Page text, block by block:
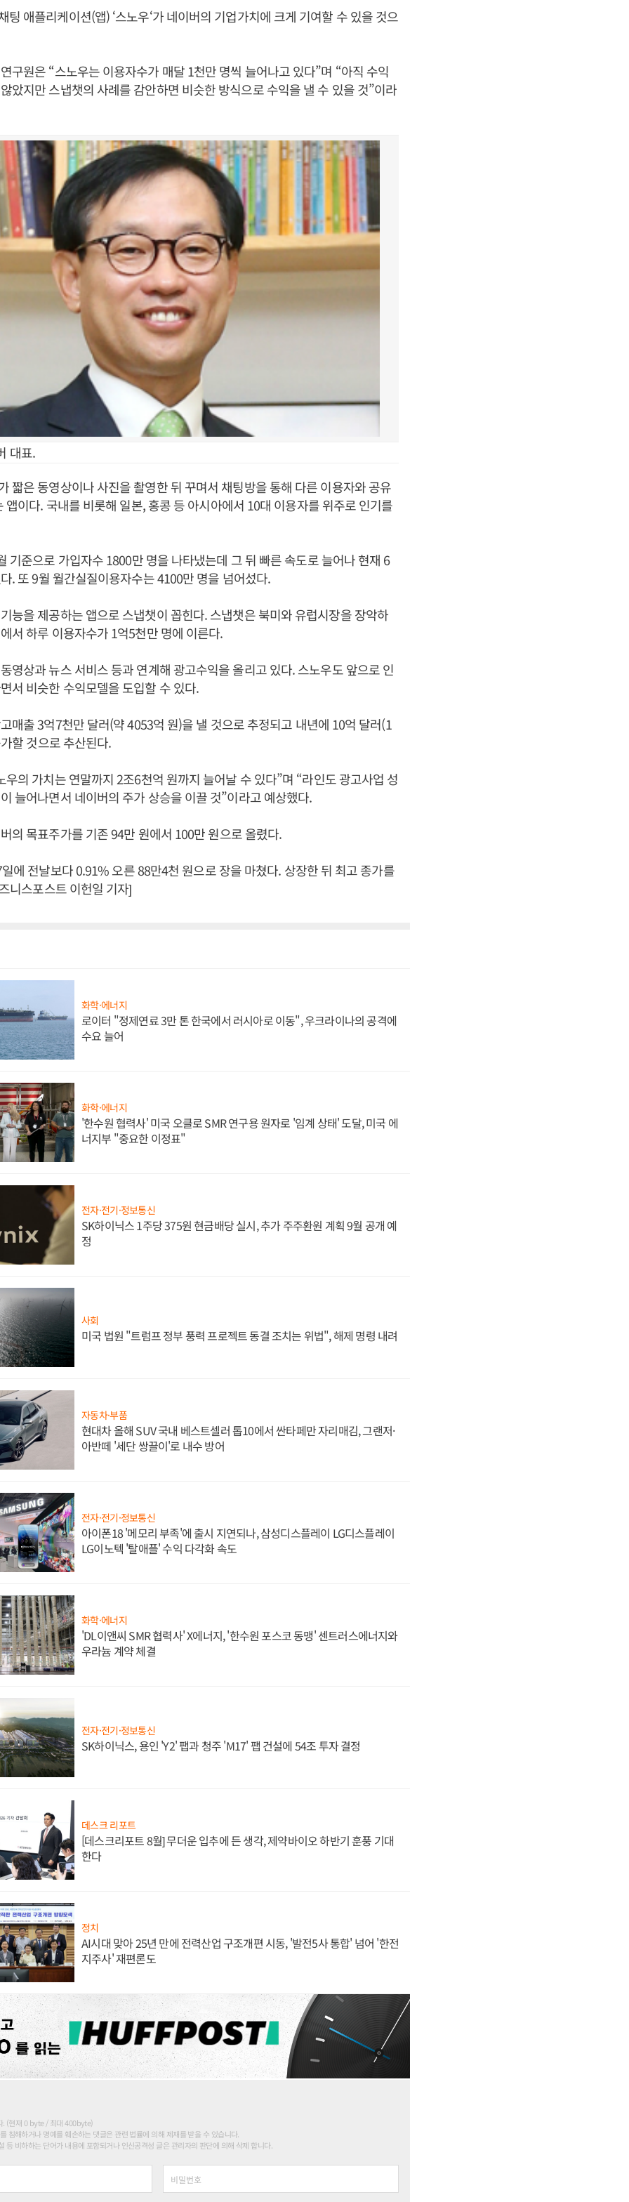
팅 애플리케이션(앱) ‘스노우‘가 네이버의 기업가치에 크게 기여할 수 있을 것으
구원은 “스노우는 이용자수가 매달 1천만 명씩 늘어나고 있다”며 “아직 수익
았지만 스냅챗의 사례를 감안하면 비슷한 방식으로 수익을 낼 수 있을 것”이라
대표.
짧은 동영상이나 사진을 촬영한 뒤 꾸며서 채팅방을 통해 다른 이용자와 공유
앱이다. 국내를 비롯해 일본, 홍콩 등 아시아에서 10대 이용자를 위주로 인기를
기준으로 가입자수 1800만 명을 나타냈는데 그 뒤 빠른 속도로 늘어나 현재 6
. 또 9월 월간실질이용자수는 4100만 명을 넘어섰다.
능을 제공하는 앱으로 스냅챗이 꼽힌다. 스냅챗은 북미와 유럽시장을 장악하
서 하루 이용자수가 1억5천만 명에 이른다.
영상과 뉴스 서비스 등과 연계해 광고수익을 올리고 있다. 스노우도 앞으로 인
서 비슷한 수익모델을 도입할 수 있다.
매출 3억7천만 달러(약 4053억 원)을 낼 것으로 추정되고 내년에 10억 달러(1
할 것으로 추산된다.
우의 가치는 연말까지 2조6천억 원까지 늘어날 수 있다”며 “라인도 광고사업 성
늘어나면서 네이버의 주가 상승을 이끌 것”이라고 예상했다.
의 목표주가를 기존 94만 원에서 100만 원으로 올렸다.
에 전날보다 0.91% 오른 88만4천 원으로 장을 마쳤다. 상장한 뒤 최고 종가를
니스포스트 이헌일 기자]
화학·에너지
로이터 "정제연료 3만 톤 한국에서 러시아로 이동", 우크라이나의 공격에
수요 늘어
화학·에너지
'한수원 협력사' 미국 오클로 SMR 연구용 원자로 '임계 상태' 도달, 미국 에
너지부 "중요한 이정표"
전자·전기·정보통신
SK하이닉스 1주당 375원 현금배당 실시, 추가 주주환원 계획 9월 공개 예
정
사회
미국 법원 "트럼프 정부 풍력 프로젝트 동결 조치는 위법", 해제 명령 내려
자동차·부품
현대차 올해 SUV 국내 베스트셀러 톱10에서 싼타페만 자리매김, 그랜저·
아반떼 '세단 쌍끌이'로 내수 방어
전자·전기·정보통신
아이폰18 '메모리 부족'에 출시 지연되나, 삼성디스플레이 LG디스플레이
LG이노텍 '탈애플' 수익 다각화 속도
화학·에너지
'DL이앤씨 SMR 협력사' X에너지, '한수원 포스코 동맹' 센트러스에너지와
우라늄 계약 체결
전자·전기·정보통신
SK하이닉스, 용인 'Y2' 팹과 청주 'M17' 팹 건설에 54조 투자 결정
데스크 리포트
[데스크리포트 8월] 무더운 입추에 든 생각, 제약바이오 하반기 훈풍 기대
한다
정치
AI시대 맞아 25년 만에 전력산업 구조개편 시동, '발전5사 통합' 넘어 '한전
지주사' 재편론도
. (현재 0 byte / 최대 400byte)
침해하거나 명예를 훼손하는 댓글은 관련 법률에 의해 제재를 받을 수 있습니다.
등 비하하는 단어가 내용에 포함되거나 인신공격성 글은 관리자의 판단에 의해 삭제 합니다.